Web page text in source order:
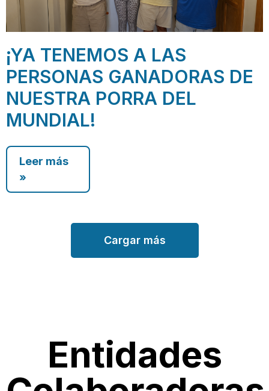
¡YA TENEMOS A LAS
PERSONAS GANADORAS DE
NUESTRA PORRA DEL
MUNDIAL!
Leer más
»
Cargar más
Entidades